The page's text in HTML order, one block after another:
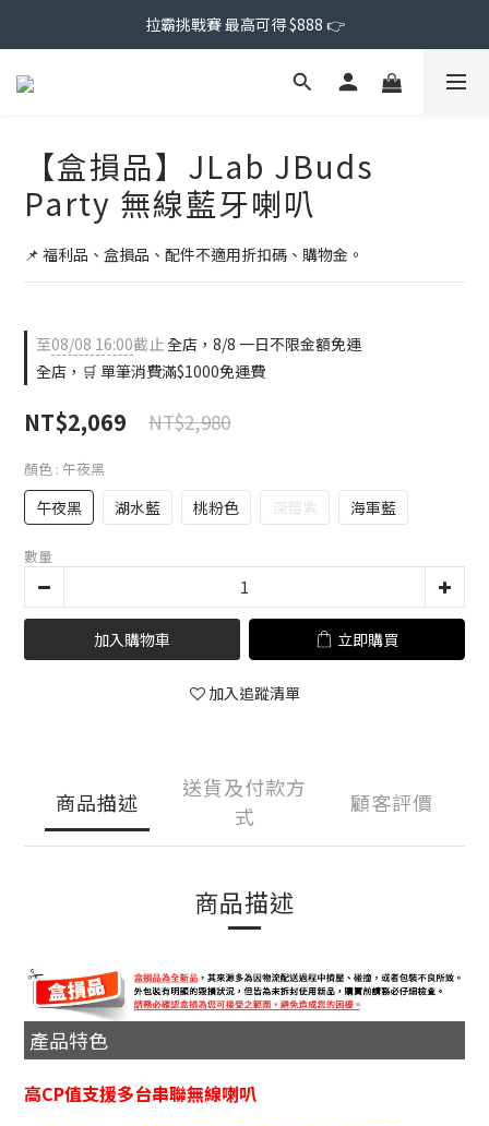
拉霸挑戰賽 最高可得 $888 👉
【盒損品】JLab JBuds
Party 無線藍牙喇叭
📌 福利品、盒損品、配件不適用折扣碼、購物金。
至08/08 16:00截止全店，8/8 一日不限金額免運
全店，🛒 單筆消費滿$1000免運費
NT$2,069 NT$2,980
顏色 : 午夜黑
午夜黑 湖水藍 桃粉色 深莓紫 海軍藍
數量
加入購物車 立即購買
加入追蹤清單
商品描述
送貨及付款方
式
顧客評價
商品描述
產品特色
高CP值支援多台串聯無線喇叭